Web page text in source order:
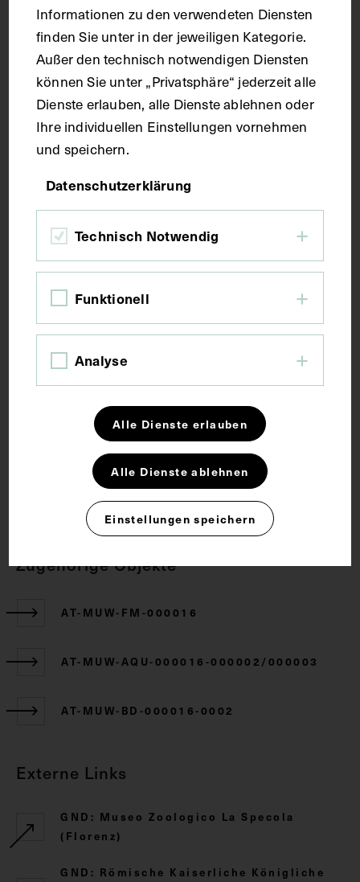
Maße
Seitenblatt 38,6 x 27,3 cm
Kurzbeschreibung
Wachsmodell des Unterschenkels.
Schlagwörter
Anatomie
Sprunggelenk
CC BY-NC-SA 4.0
Zugehörige Objekte
AT-MUW-FM-000016
AT-MUW-AQU-000016-000002/000003
AT-MUW-BD-000016-0002
Externe Links
GND: Museo Zoologico La Specola
(Florenz)
GND: Römische Kaiserliche Königliche
Informationen zu den verwendeten Diensten
finden Sie unter in der jeweiligen Kategorie.
Außer den technisch notwendigen Diensten
können Sie unter „Privatsphäre“ jederzeit alle
Dienste erlauben, alle Dienste ablehnen oder
Ihre individuellen Einstellungen vornehmen
und speichern.
Datenschutzerklärung
Technisch Notwendig
Funktionell
Analyse
Alle Dienste erlauben
Alle Dienste ablehnen
Einstellungen speichern